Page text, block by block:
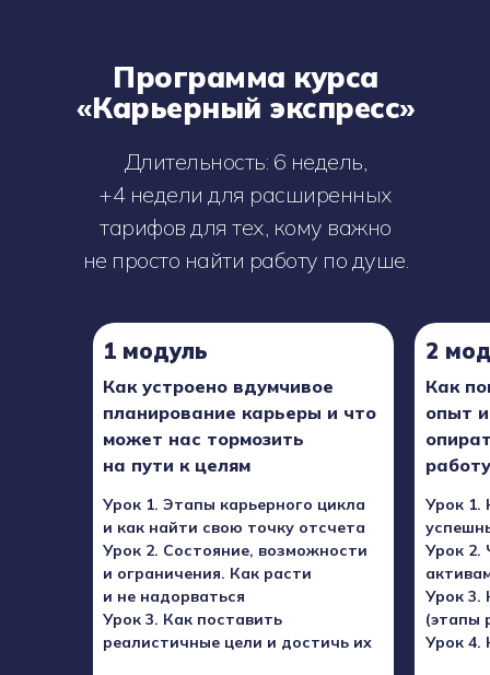
Программа курса
«Карьерный экспресс»
Длительность: 6 недель,
+4 недели для расширенных
тарифов для тех, кому важно
не просто найти работу по душе.
Урок 1. Этапы карьерного цикла
и как найти свою точку отсчета
Урок 2. Состояние, возможности
и ограничения. Как расти
и не надорваться
Урок 3. Как поставить
реалистичные цели и достичь их
Как устроено вдумчивое
планирование карьеры и что
может нас тормозить
на пути к целям
1 модуль 2
Как
опыт
работу
Урок 1.
Урок 2.
Урок 3.
(этапы
Урок 4.